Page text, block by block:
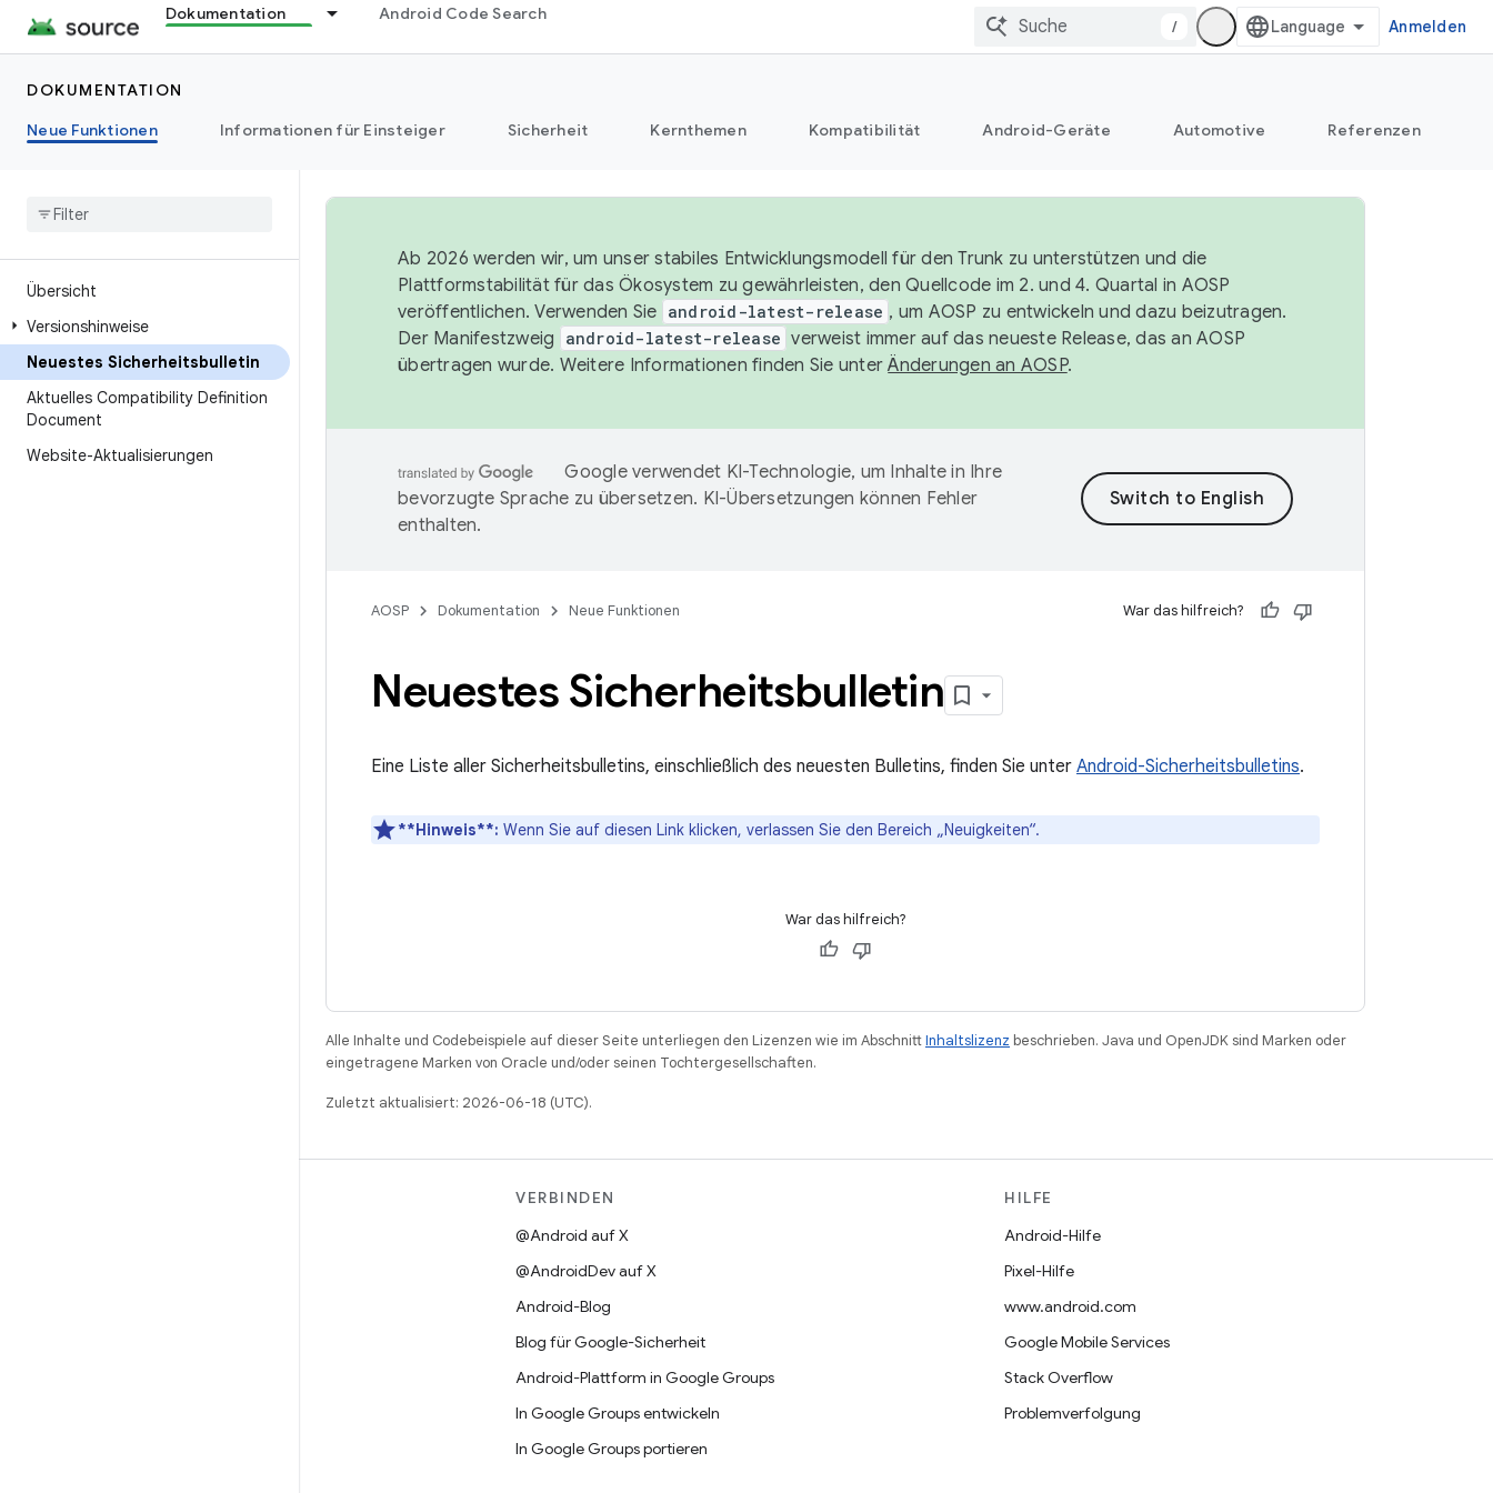
Dokumentation Android Code Search
/ Anmelden
DOKUMENTATION
Neue Funktionen
Informationen für Einsteiger Sicherheit Kernthemen Kompatibilität Android-Geräte Automotive Referenzen
Übersicht
Versionshinweise
Neuestes Sicherheitsbulletin
Aktuelles Compatibility Definition
Document
Website-Aktualisierungen
Ab 2026 werden wir, um unser stabiles Entwicklungsmodell für den Trunk zu unterstützen und die
Plattformstabilität für das Ökosystem zu gewährleisten, den Quellcode im 2. und 4. Quartal in AOSP
veröffentlichen. Verwenden Sie android-latest-release , um AOSP zu entwickeln und dazu beizutragen.
Der Manifestzweig
android-latest-release verweist immer auf das neueste Release, das an AOSP
übertragen wurde. Weitere Informationen finden Sie unterÄnderungen an AOSP.
Google verwendet KI-Technologie, um Inhalte in Ihre
bevorzugte Sprache zu übersetzen. KI-Übersetzungen können Fehler
enthalten.
AOSP Dokumentation Neue Funktionen War das hilfreich?
Neuestes Sicherheitsbulletin
Eine Liste aller Sicherheitsbulletins, einschließlich des neuesten Bulletins, finden Sie unter Android-Sicherheitsbulletins.
**Hinweis**: Wenn Sie auf diesen Link klicken, verlassen Sie den Bereich „Neuigkeiten“.
War das hilfreich?
Alle Inhalte und Codebeispiele auf dieser Seite unterliegen den Lizenzen wie im AbschnittInhaltslizenz beschrieben. Java und OpenJDK sind Marken oder
eingetragene Marken von Oracle und/oder seinen Tochtergesellschaften.
Zuletzt aktualisiert: 2026-06-18 (UTC).
VERBINDEN
@Android auf X
@AndroidDev auf X
Android-Blog
Blog für Google-Sicherheit
Android-Plattform in Google Groups
In Google Groups entwickeln
In Google Groups portieren
HILFE
Android-Hilfe
Pixel-Hilfe
www.android.com
Google Mobile Services
Stack Overflow
Problemverfolgung